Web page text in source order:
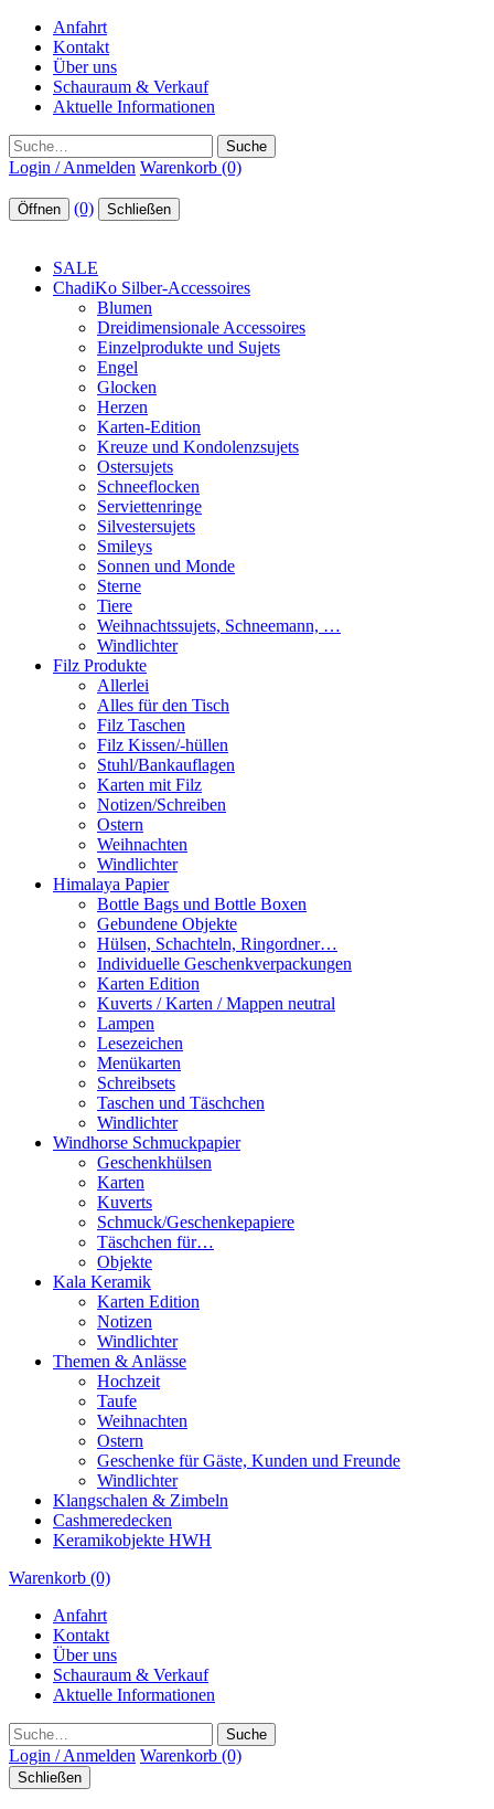
Anfahrt
Kontakt
Über uns
Schauraum & Verkauf
Aktuelle Informationen
Suche
Login / Anmelden Warenkorb (0)
Öffnen (0) Schließen
SALE
ChadiKo Silber-Accessoires
Blumen
Dreidimensionale Accessoires
Einzelprodukte und Sujets
Engel
Glocken
Herzen
Karten-Edition
Kreuze und Kondolenzsujets
Ostersujets
Schneeflocken
Serviettenringe
Silvestersujets
Smileys
Sonnen und Monde
Sterne
Tiere
Weihnachtssujets, Schneemann, …
Windlichter
Filz Produkte
Allerlei
Alles für den Tisch
Filz Taschen
Filz Kissen/-hüllen
Stuhl/Bankauflagen
Karten mit Filz
Notizen/Schreiben
Ostern
Weihnachten
Windlichter
Himalaya Papier
Bottle Bags und Bottle Boxen
Gebundene Objekte
Hülsen, Schachteln, Ringordner…
Individuelle Geschenkverpackungen
Karten Edition
Kuverts / Karten / Mappen neutral
Lampen
Lesezeichen
Menükarten
Schreibsets
Taschen und Täschchen
Windlichter
Windhorse Schmuckpapier
Geschenkhülsen
Karten
Kuverts
Schmuck/Geschenkepapiere
Täschchen für…
Objekte
Kala Keramik
Karten Edition
Notizen
Windlichter
Themen & Anlässe
Hochzeit
Taufe
Weihnachten
Ostern
Geschenke für Gäste, Kunden und Freunde
Windlichter
Klangschalen & Zimbeln
Cashmeredecken
Keramikobjekte HWH
Warenkorb (0)
Anfahrt
Kontakt
Über uns
Schauraum & Verkauf
Aktuelle Informationen
Suche
Login / Anmelden Warenkorb (0)
Schließen